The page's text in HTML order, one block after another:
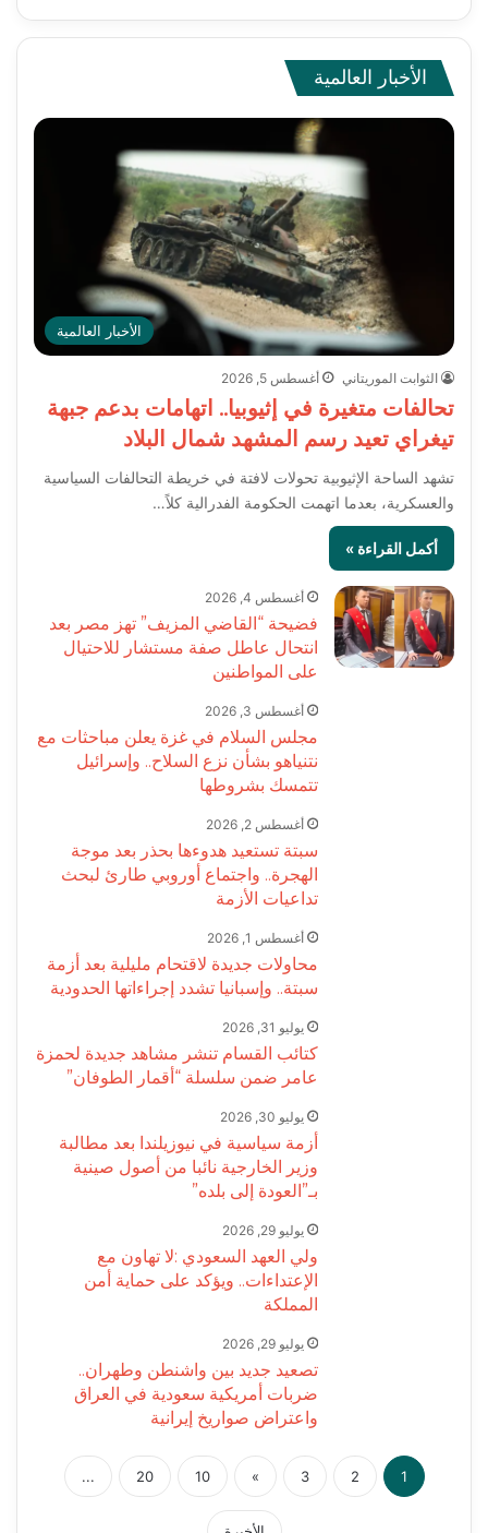
الأخبار العالمية
الأخبار العالمية
الثوابت الموريتاني أغسطس 5, 2026
تحالفات متغيرة في إثيوبيا.. اتهامات بدعم جبهة
تيغراي تعيد رسم المشهد شمال البلاد
تشهد الساحة الإثيوبية تحولات لافتة في خريطة التحالفات السياسية
والعسكرية، بعدما اتهمت الحكومة الفدرالية كلاً…
أكمل القراءة »
أغسطس 4, 2026
فضيحة “القاضي المزيف” تهز مصر بعد
انتحال عاطل صفة مستشار للاحتيال
على المواطنين
أغسطس 3, 2026
مجلس السلام في غزة يعلن مباحثات مع
نتنياهو بشأن نزع السلاح.. وإسرائيل
تتمسك بشروطها
أغسطس 2, 2026
سبتة تستعيد هدوءها بحذر بعد موجة
الهجرة.. واجتماع أوروبي طارئ لبحث
تداعيات الأزمة
أغسطس 1, 2026
محاولات جديدة لاقتحام مليلية بعد أزمة
سبتة.. وإسبانيا تشدد إجراءاتها الحدودية
يوليو 31, 2026
كتائب القسام تنشر مشاهد جديدة لحمزة
عامر ضمن سلسلة “أقمار الطوفان”
يوليو 30, 2026
أزمة سياسية في نيوزيلندا بعد مطالبة
وزير الخارجية نائبا من أصول صينية
بـ”العودة إلى بلده”
يوليو 29, 2026
ولي العهد السعودي :لا تهاون مع
الإعتداءات.. ويؤكد على حماية أمن
المملكة
يوليو 29, 2026
تصعيد جديد بين واشنطن وطهران..
ضربات أمريكية سعودية في العراق
واعتراض صواريخ إيرانية
1
2
3
»
10
20
...